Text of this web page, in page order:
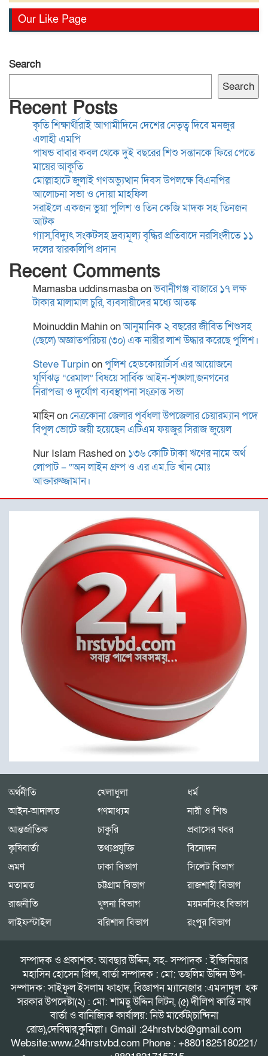
তিন কেজি মাদক সহ তিনজন
গ্যাস,বিদ্যুৎ সংকটসহ দ্রব্যমূল্য
বৃদ্ধির প্রতিবাদে নরসিংদীতে ১১
দলের স্বারকলিপি প্রদান
সাংবাদিকতা পেশার অস্তিত্ব রক্ষায়
অবিলম্বে গণমাধ্যম কমিশন গঠন
করুন
কুমিল্লা-৫ আসনের এমপি হাজী
জসিম উদ্দিনকে নিয়ে ড. মোবারক
হোসাইনের বক্তব্যে সামাজিক
যোগাযোগমাধ্যমে প্রতিবাদ
“বৈষম্য আন্দোলন ইতিহাসে
বৈষম্যের শিকার:-
বিদ্যুৎস্পৃষ্টে প্রাণ গেল দুই
কিশোরের
রোটারী ক্লাব অব কুমিল্লা রয়েলের
আছিয়া গণি বালিকা উচ্চ
বিদ্যালয়ে বৃক্ষরোপন ও বিতরণ
Our Like Page
Search
Search
Recent Posts
কৃতি শিক্ষার্থীরাই আগামীদিনে দেশের নেতৃত্ব দিবে মনজুর
এলাহী এমপি
পাষন্ড বাবার কবল থেকে দুই বছরের শিশু সন্তানকে ফিরে পেতে
মায়ের আকুতি
মোল্লাহাটে জুলাই গণঅভ্যুত্থান দিবস উপলক্ষে বিএনপির
আলোচনা সভা ও দোয়া মাহফিল
সরাইলে একজন ভুয়া পুলিশ ও তিন কেজি মাদক সহ তিনজন
আটক
গ্যাস,বিদ্যুৎ সংকটসহ দ্রব্যমূল্য বৃদ্ধির প্রতিবাদে নরসিংদীতে ১১
দলের স্বারকলিপি প্রদান
Recent Comments
Mamasba uddinsmasbaonভবানীগঞ্জ বাজারে ১৭ লক্ষ
টাকার মালামাল চুরি, ব্যবসায়ীদের মধ্যে আতঙ্ক
Moinuddin Mahinonআনুমানিক ২ বছরের জীবিত শিশুসহ
(ছেলে) অজ্ঞাতপরিচয় (৩০) এক নারীর লাশ উদ্ধার করেছে পুলিশ।
Steve Turpinonপুলিশ হেডকোয়ার্টার্স এর আয়োজনে
ঘূর্ণিঝড় “রেমাল” বিষয়ে সার্বিক আইন-শৃঙ্খলা,জনগনের
নিরাপত্তা ও দুর্যোগ ব্যবস্থাপনা সংক্রান্ত সভা
মাহিনonনেত্রকোনা জেলার পূর্বধলা উপজেলার চেয়ারম্যান পদে
বিপুল ভোটে জয়ী হয়েছেন এটিএম ফয়জুর সিরাজ জুয়েল
Nur Islam Rashedon ১৩৬ কোটি টাকা ঋণের নামে অর্থ
লোপাট – “অন লাইন গ্রুপ ও এর এম.ডি খাঁন মোঃ
আক্তারুজ্জামান।
অর্থনীতি
আইন-আদালত
আন্তর্জাতিক
কৃষিবার্তা
খেলাধুলা
গণমাধ্যম
চাকুরি
তথ্যপ্রযুক্তি
ধর্ম
নারী ও শিশু
প্রবাসের খবর
বিনোদন
ভ্রমণ
মতামত
রাজনীতি
লাইফস্টাইল
ঢাকা বিভাগ
চট্টগ্রাম বিভাগ
খুলনা বিভাগ
বরিশাল বিভাগ
সিলেট বিভাগ
রাজশাহী বিভাগ
ময়মনসিংহ বিভাগ
রংপুর বিভাগ
সম্পাদক ও প্রকাশক: আবছার উদ্দিন, সহ- সম্পাদক : ইন্জিনিয়ার
মহাসিন হোসেন প্রিন্স, বার্তা সম্পাদক : মো: তছলিম উদ্দিন উপ-
সম্পাদক: সাইফুল ইসলাম ফাহাদ, বিজ্ঞাপন ম্যানেজার :এমদাদুল হক
সরকার উপদেষ্টা(২) : মো: শামছু উদ্দিন লিটন, (৫) দীলিপ কান্তি নাথ
বার্তা ও বানিজ্যিক কার্যালয়: নিউ মার্কেট(চান্দিনা
রোড),দেবিদ্বার,কুমিল্লা। Gmail :24hrstvbd@gmail.com
Website:www.24hrstvbd.com Phone : +8801825180221/